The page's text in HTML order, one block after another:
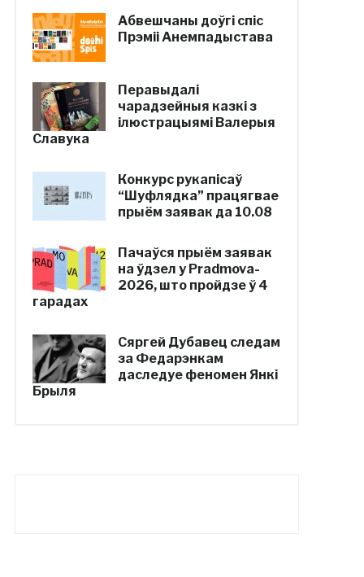
Абвешчаны доўгі спіс
Прэміі Анемпадыстава
Перавыдалі
чарадзейныя казкі з
ілюстрацыямі Валерыя
Славука
Конкурс рукапісаў
“Шуфлядка” працягвае
прыём заявак да 10.08
Пачаўся прыём заявак
на ўдзел у Pradmova-
2026, што пройдзе ў 4
гарадах
Сяргей Дубавец следам
за Федарэнкам
даследуе феномен Янкі
Брыля